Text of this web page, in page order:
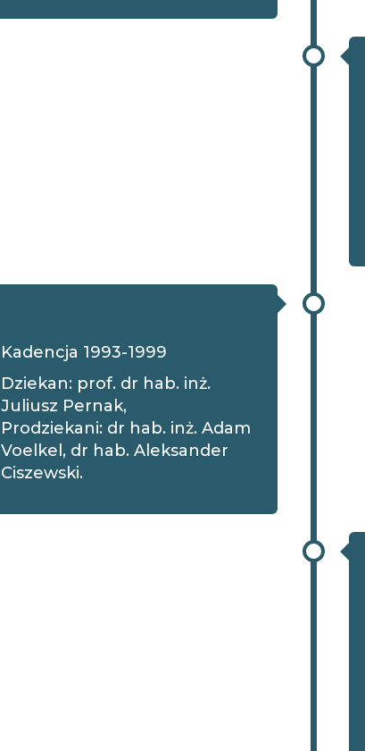
Kadencja 1993-1999
Dziekan: prof. dr hab. inż.
Juliusz Pernak,
Prodziekani: dr hab. inż. Adam
Voelkel, dr hab. Aleksander
Ciszewski.